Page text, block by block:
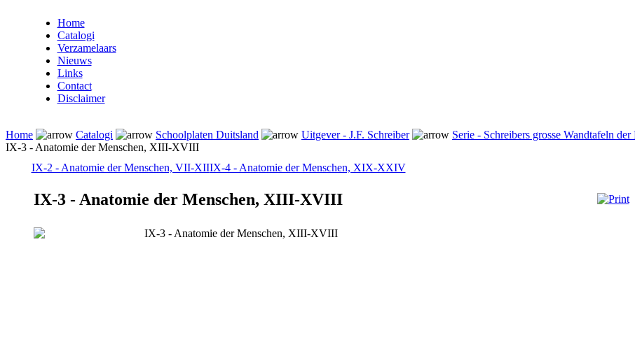
Home
Catalogi
Verzamelaars
Nieuws
Links
Contact
Disclaimer
Home Catalogi Schoolplaten Duitsland Uitgever - J.F. Schreiber
Serie - Schreibers grosse Wandtafeln
IX-3 - Anatomie der Menschen, XIII-XVIII
IX-2 - Anatomie der Menschen, VII-XIIIX-4 - Anatomie der Menschen, XIX-XXIV
IX-3 - Anatomie der Menschen, XIII-XVIII
IX-3 - Anatomie der Menschen, XIII-XVIII